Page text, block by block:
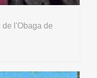
de l'Obaga de